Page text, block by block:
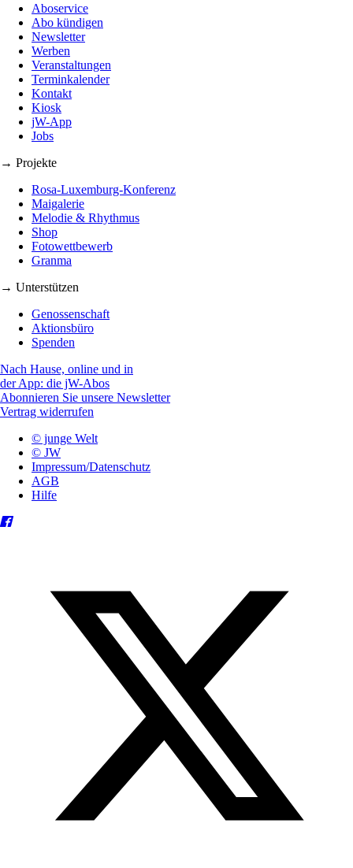
Aboservice
Abo kündigen
Newsletter
Werben
Veranstaltungen
Terminkalender
Kontakt
Kiosk
jW-App
Jobs
→ Projekte
Rosa-Luxemburg-Konferenz
Maigalerie
Melodie & Rhythmus
Shop
Fotowettbewerb
Granma
→ Unterstützen
Genossenschaft
Aktionsbüro
Spenden
Nach Hause, online und in
der App: die jW-Abos
Abonnieren Sie unsere Newsletter
Vertrag widerrufen
© junge Welt
© JW
Impressum/Datenschutz
AGB
Hilfe